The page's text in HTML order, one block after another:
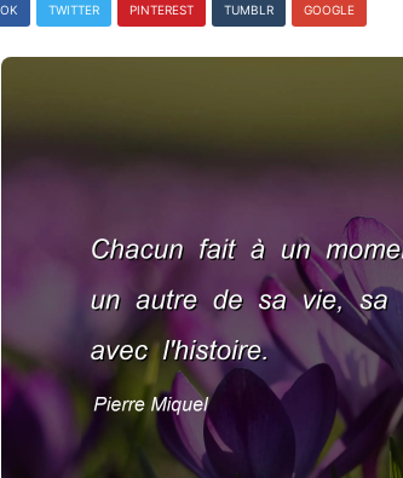
TWITTER PINTEREST TUMBLR GOOGLE